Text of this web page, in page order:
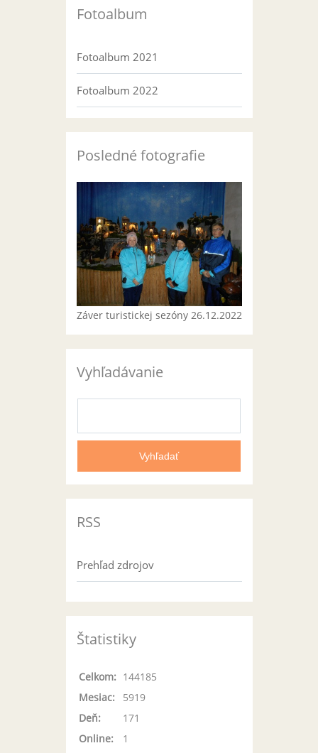
Fotoalbum
Fotoalbum 2021
Fotoalbum 2022
Posledné fotografie
Záver turistickej sezóny 26.12.2022
Vyhľadávanie
RSS
Prehľad zdrojov
Štatistiky
Online: 1
Celkom: 144185
Mesiac:
5919
Deň:
171